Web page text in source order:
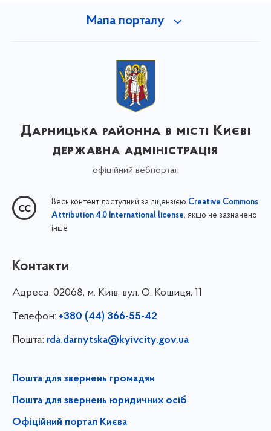
Мапа порталу
Дарницька районна в місті Києві
державна адміністрація
офіційний вебпортал
Весь контент доступний за ліцензією Creative Commons
Attribution 4.0 International license, якщо не зазначено
інше
Контакти
Адреса: 02068, м. Київ, вул. О. Кошиця, 11
Телефон: +380 (44) 366-55-42
Пошта: rda.darnytska@kyivcity.gov.ua
Пошта для звернень громадян
Пошта для звернень юридичних осіб
Офіційний портал Києва